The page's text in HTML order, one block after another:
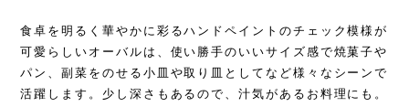
食卓を明るく華やかに彩るハンドペイントのチェック模様が
可愛らしいオーバルは、使い勝手のいいサイズ感で焼菓子や
パン、副菜をのせる小皿や取り皿としてなど様々なシーンで
活躍します。少し深さもあるので、汁気があるお料理にも。